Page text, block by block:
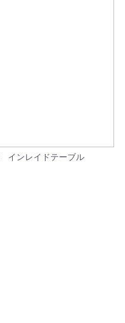
インレイドテーブル